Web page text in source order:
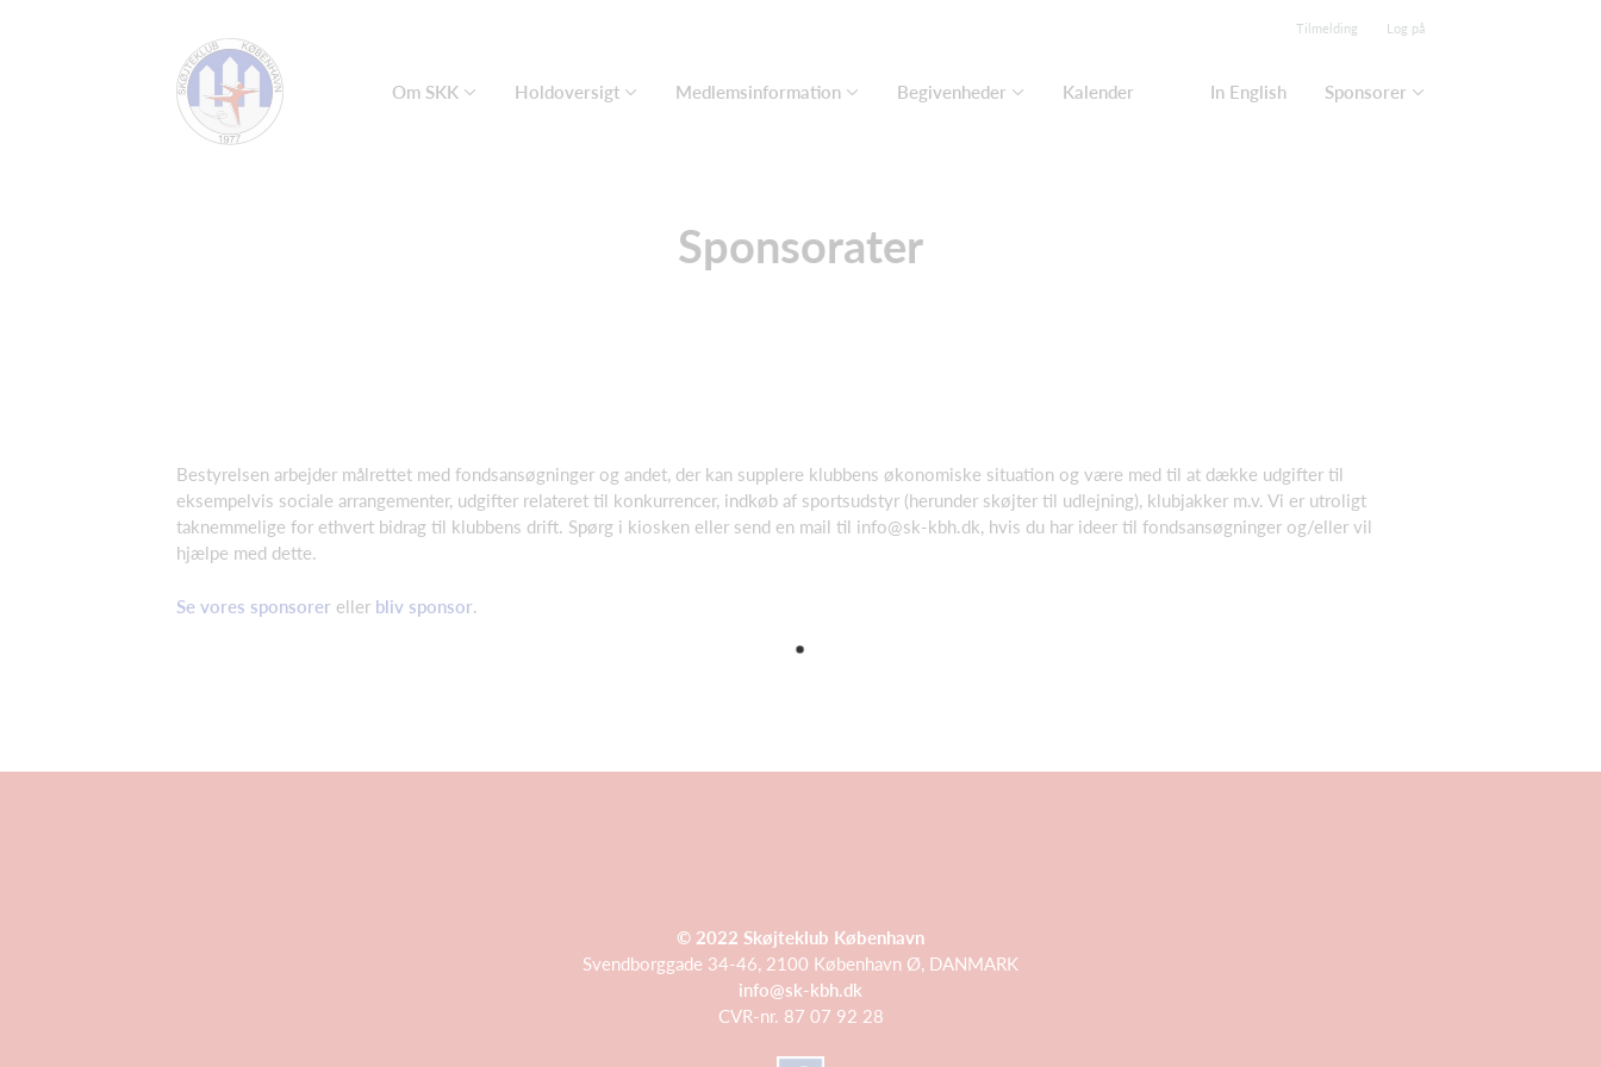
Tilmelding Log på
Om SKK Holdoversigt Medlemsinformation Begivenheder Kalender In English Sponsorer
Sponsorater
Bestyrelsen arbejder målrettet med fondsansøgninger og andet, der kan supplere klubbens økonomiske situation og være med til at dække udgifter til
eksempelvis sociale arrangementer, udgifter relateret til konkurrencer, indkøb af sportsudstyr (herunder skøjter til udlejning), klubjakker m.v. Vi er utroligt
taknemmelige for ethvert bidrag til klubbens drift. Spørg i kiosken eller send en mail til info@sk-kbh.dk, hvis du har ideer til fondsansøgninger og/eller vil
hjælpe med dette.
Se vores sponsorer eller bliv sponsor
© 2022 Skøjteklub København
Svendborggade 34-46, 2100 København Ø, DANMARK
info@sk-kbh.dk
CVR-nr. 87 07 92 28